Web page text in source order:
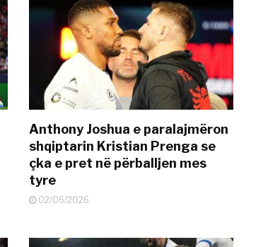
Anthony Joshua e paralajmëron
shqiptarin Kristian Prenga se
çka e pret në përballjen mes
tyre
02/06/2026